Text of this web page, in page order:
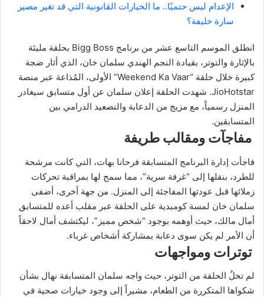
الإعدام ليس حتميًا.. ما الخيارات القانونية التي قد تغير مصير
سارة خليفة؟
انطلق الموسم التاسع عشر من برنامج Bigg Boss بحلقة مليئة
بالإثارة والتوتر، بقيادة النجم الهندي سلمان خان، الذي أثار ضجة
كبيرة خلال حلقة “Weekend Ka Vaar” الأولى، المُذاعة عبر منصة
JioHotstar. شهدت الحلقة إعلان سلمان عن أول متسابق سيغادر
المنزل رسمياً، مع مزيج من الدعابة والتصعيد الدرامي بين
المتسابقين.
مفاجآت ومقالب طريفة
فاجأت إدارة البرنامج المتسابقة فرحانا بهات، التي كانت مرشحة
للطرد، بنقلها إلى “غرفة سرية”، مما سمح لها بمراقبة تحركات
زملائها قبل عودتها المفاجئة إلى المنزل. من جهة أخرى، أضفى
سلمان خان لمسة كوميدية على الحلقة عبر مقلب أعده للمتسابق
أمال مالك، حيث أوهمه بوجود “شخص مميز”، ليكتشف أمال لاحقاً
أن الأمر لم يكن سوى دعابة بمشاركة أشخاص غرباء.
توترات ومواجهات
لم تخلُ الحلقة من التوتر، حيث واجه سلمان المتسابقة نهال بشأن
شكواها المتكررة من الطعام، مشيراً إلى وجود خيارات صحية في